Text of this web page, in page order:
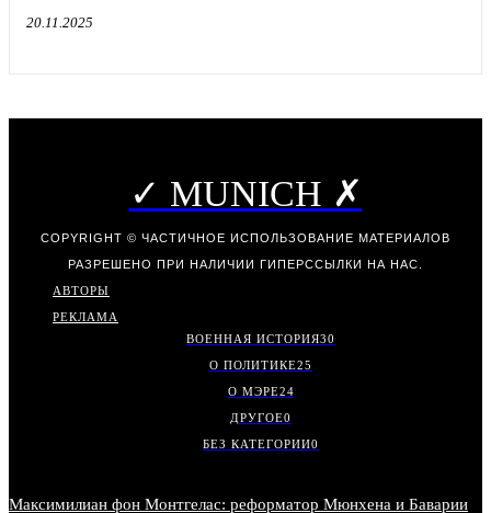
20.11.2025
✓ MUNICH ✗
COPYRIGHT © ЧАСТИЧНОЕ ИСПОЛЬЗОВАНИЕ МАТЕРИАЛОВ
РАЗРЕШЕНО ПРИ НАЛИЧИИ ГИПЕРССЫЛКИ НА НАС.
АВТОРЫ
РЕКЛАМА
ВОЕННАЯ ИСТОРИЯ30
О ПОЛИТИКЕ25
О МЭРЕ24
ДРУГОЕ0
БЕЗ КАТЕГОРИИ0
Максимилиан фон Монтгелас: реформатор Мюнхена и Баварии